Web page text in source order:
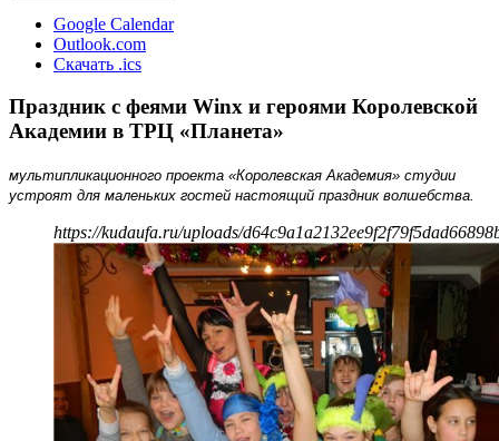
Google Calendar
Outlook.com
Скачать .ics
Праздник с феями Winx и героями Королевской
Академии в ТРЦ «Планета»
мультипликационного проекта «Королевская Академия» студии
устроят для маленьких гостей настоящий праздник волшебства.
https://kudaufa.ru/uploads/